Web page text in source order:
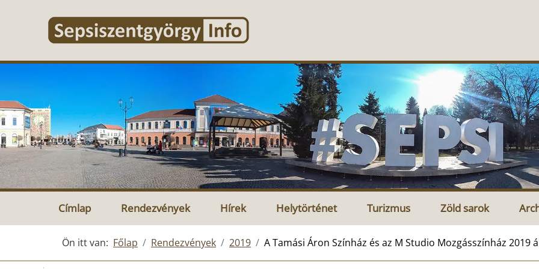
Címlap Rendezvények Hírek Helytörténet Turizmus Zöld sarok
Ön itt van: Főlap Rendezvények 2019 A Tamási Áron Színház és az M Studio Mozgásszínház